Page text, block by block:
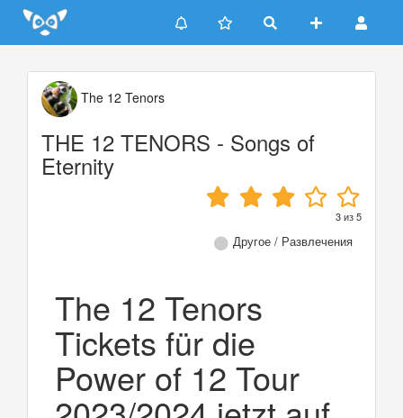
Update cookies preferences
The 12 Tenors
THE 12 TENORS - Songs of
Eternity
3из5
Другое / Развлечения
The 12 Tenors
Tickets für die
Power of 12 Tour